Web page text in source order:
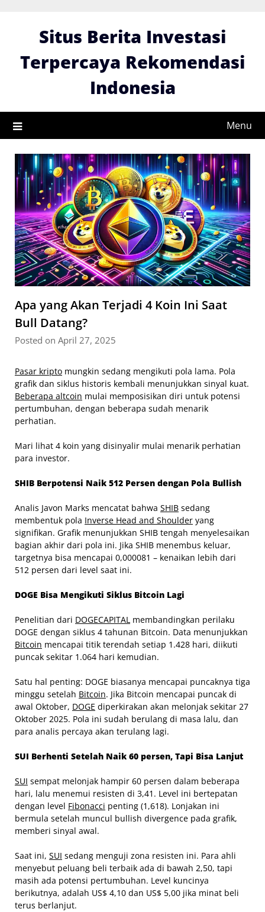
Situs Berita Investasi
Terpercaya Rekomendasi
Indonesia
Menu
Apa yang Akan Terjadi 4 Koin Ini Saat
Bull Datang?
Posted on April 27, 2025
Pasar kripto mungkin sedang mengikuti pola lama. Pola
grafik dan siklus historis kembali menunjukkan sinyal kuat.
Beberapa altcoin mulai memposisikan diri untuk potensi
pertumbuhan, dengan beberapa sudah menarik
perhatian.
Mari lihat 4 koin yang disinyalir mulai menarik perhatian
para investor.
SHIB Berpotensi Naik 512 Persen dengan Pola Bullish
Analis Javon Marks mencatat bahwa SHIB sedang
membentuk pola Inverse Head and Shoulder yang
signifikan. Grafik menunjukkan SHIB tengah menyelesaikan
bagian akhir dari pola ini. Jika SHIB menembus keluar,
targetnya bisa mencapai 0,000081 – kenaikan lebih dari
512 persen dari level saat ini.
DOGE Bisa Mengikuti Siklus Bitcoin Lagi
Penelitian dari DOGECAPITAL membandingkan perilaku
DOGE dengan siklus 4 tahunan Bitcoin. Data menunjukkan
Bitcoin mencapai titik terendah setiap 1.428 hari, diikuti
puncak sekitar 1.064 hari kemudian.
Satu hal penting: DOGE biasanya mencapai puncaknya tiga
minggu setelah Bitcoin. Jika Bitcoin mencapai puncak di
awal Oktober, DOGE diperkirakan akan melonjak sekitar 27
Oktober 2025. Pola ini sudah berulang di masa lalu, dan
para analis percaya akan terulang lagi.
SUI Berhenti Setelah Naik 60 persen, Tapi Bisa Lanjut
SUI sempat melonjak hampir 60 persen dalam beberapa
hari, lalu menemui resisten di 3,41. Level ini bertepatan
dengan level Fibonacci penting (1,618). Lonjakan ini
bermula setelah muncul bullish divergence pada grafik,
memberi sinyal awal.
Saat ini, SUI sedang menguji zona resisten ini. Para ahli
menyebut peluang beli terbaik ada di bawah 2,50, tapi
masih ada potensi pertumbuhan. Level kuncinya
berikutnya, adalah US$ 4,10 dan US$ 5,00 jika minat beli
terus berlanjut.